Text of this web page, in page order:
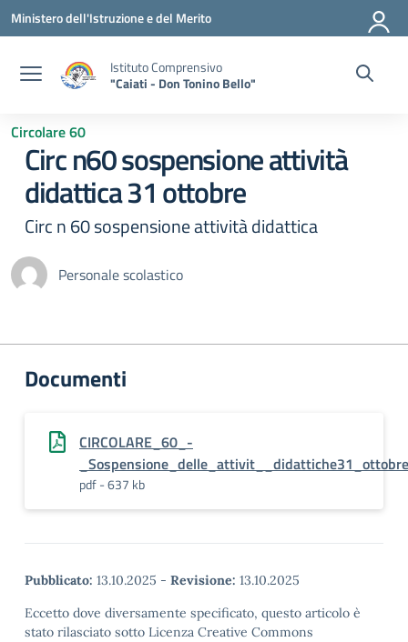
Vai ai contenuti
Vai al menu di navigazione
Vai al footer
Ministero dell'Istruzione e del Merito
Istituto Comprensivo
"Caiati - Don Tonino Bello"
Circolare 60
Circ n60 sospensione attività
didattica 31 ottobre
Circ n 60 sospensione attività didattica
Personale scolastico
Documenti
CIRCOLARE_60_-
pdf - 637 kb
Pubblicato: 13.10.2025 - Revisione: 13.10.2025
Eccetto dove diversamente specificato, questo articolo è
stato rilasciato sotto Licenza Creative Commons